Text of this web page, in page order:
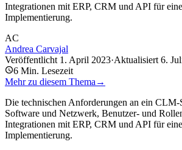
Integrationen mit ERP, CRM und API für
Implementierung.
AC
Andrea Carvajal
Veröffentlicht 1. April 2023·Aktualisiert 6.
6 Min. Lesezeit
Mehr zu diesem Thema →
Die technischen Anforderungen an ein CLM-
Software und Netzwerk, Benutzer- und
Integrationen mit ERP, CRM und API für
Implementierung.